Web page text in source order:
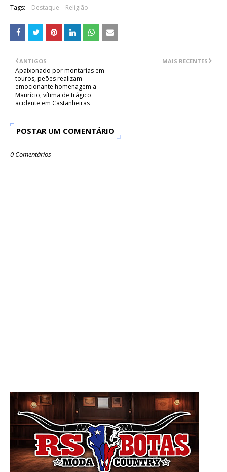
Tags: Destaque Religião
MAIS RECENTES
ANTIGOS
Apaixonado por montarias em
touros, peões realizam
emocionante homenagem a
Maurício, vítima de trágico
acidente em Castanheiras
POSTAR UM COMENTÁRIO
0 Comentários